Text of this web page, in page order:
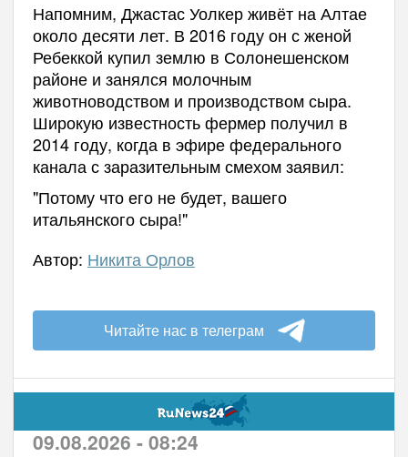
Напомним, Джастас Уолкер живёт на Алтае
около десяти лет. В 2016 году он с женой
Ребеккой купил землю в Солонешенском
районе и занялся молочным
животноводством и производством сыра.
Широкую известность фермер получил в
2014 году, когда в эфире федерального
канала с заразительным смехом заявил:
"Потому что его не будет, вашего
итальянского сыра!"
Автор: Никита Орлов
Читайте нас в телеграм
09.08.2026 - 08:24